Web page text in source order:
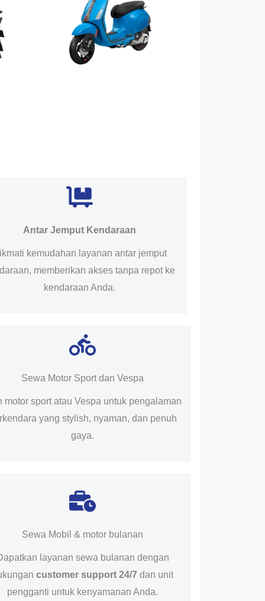
Antar Jemput Kendaraan
kemudahan layanan antar jemput
memberikan akses tanpa repot ke
kendaraan Anda.
Sewa Motor Sport dan Vespa
motor sport atau Vespa untuk pengalaman
yang stylish, nyaman, dan penuh
gaya.
Sewa Mobil & motor bulanan
layanan sewa bulanan dengan
customer support 24/7 dan unit
pengganti untuk kenyamanan Anda.